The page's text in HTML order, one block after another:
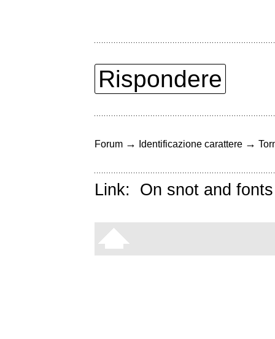
Rispondere
Forum → Identificazione carattere →
Link: On snot and fonts